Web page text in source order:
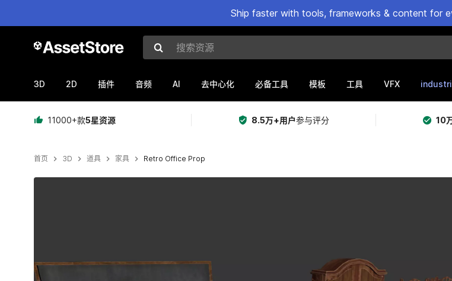
Ship faster with tools, frameworks & content for
搜索资源
3D 2D 插件 音频 AI 去中心化 必备工具 模板 工具 VFX
11000+款5星资源 8.5万+用户参与评分 10
首页 3D 道具 家具 Retro Office Prop